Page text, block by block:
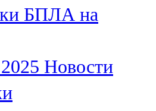
БПЛА на
Новости